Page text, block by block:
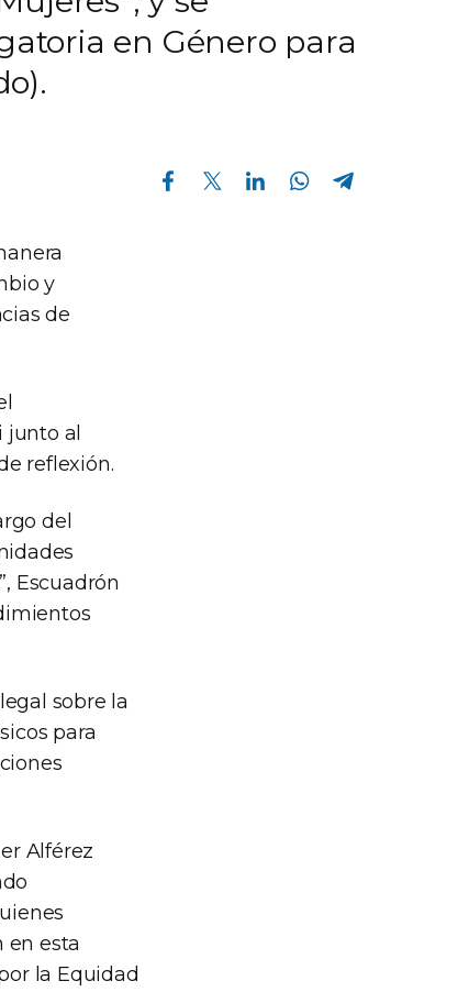
en Género para
Compartir en Facebook Compartir en Twitter Compartir en Linkedin Compartir en Whatsapp
y
de
al
reflexión.
del
Escuadrón
sobre la
para
Alférez
en esta
la Equidad